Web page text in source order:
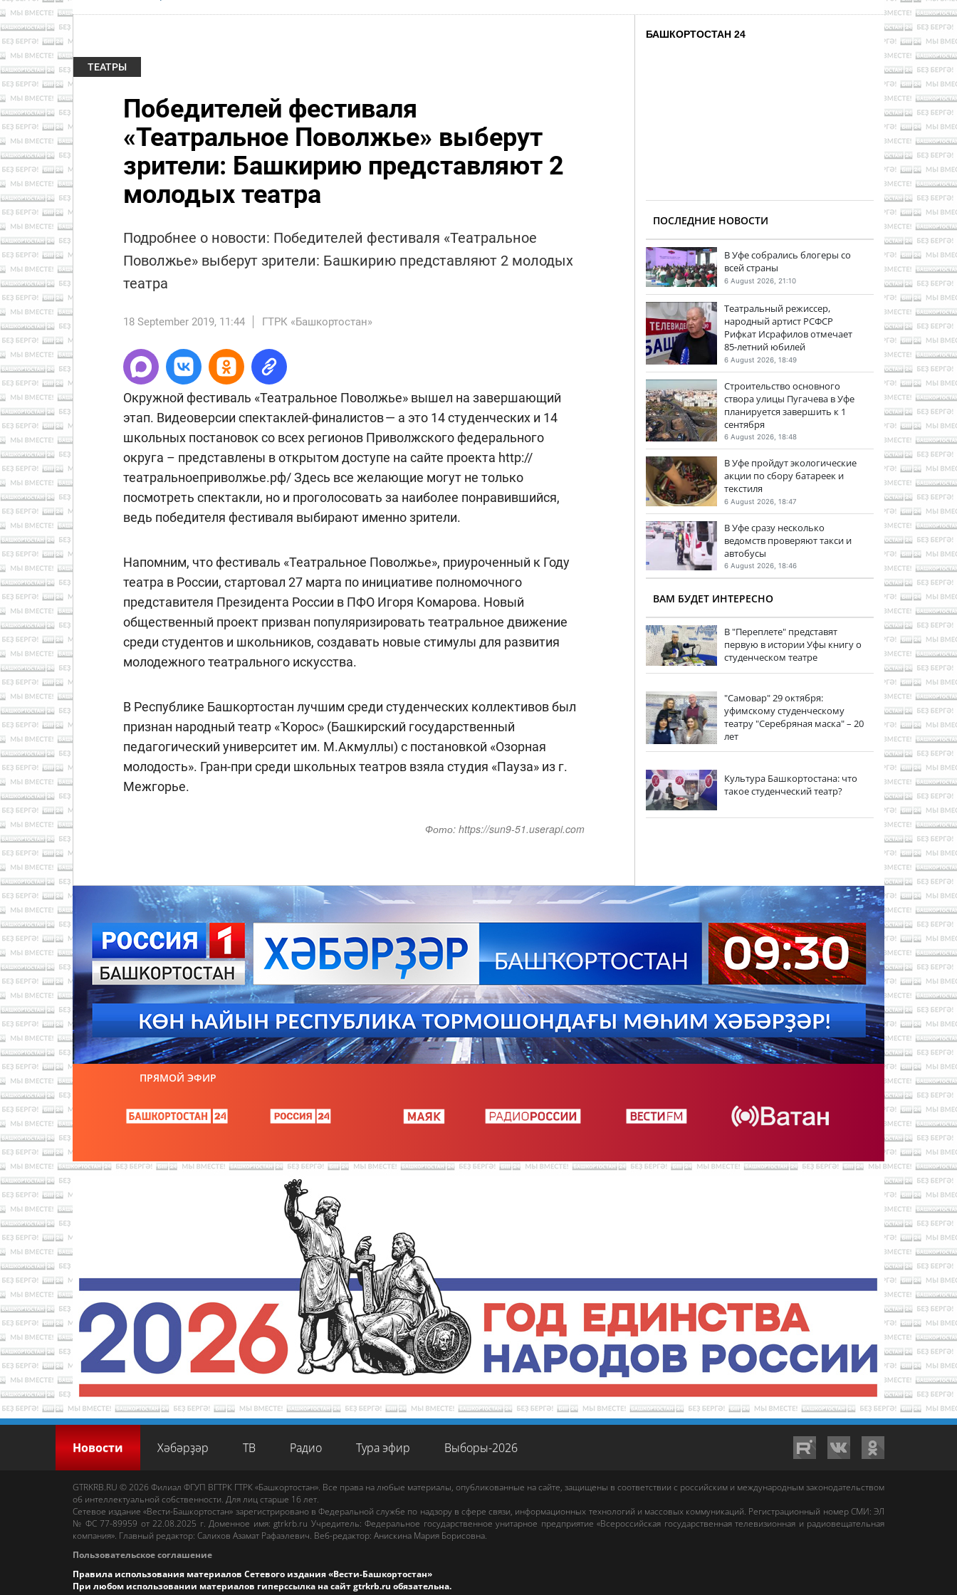
ТЕАТРЫ
Победителей фестиваля
«Театральное Поволжье» выберут
зрители: Башкирию представляют 2
молодых театра
Подробнее о новости: Победителей фестиваля «Театральное
Поволжье» выберут зрители: Башкирию представляют 2 молодых
театра
18 September 2019, 11:44 ГТРК «Башкортостан»
Окружной фестиваль «Театральное Поволжье» вышел на завершающий
этап. Видеоверсии спектаклей-финалистов — а это 14 студенческих и 14
школьных постановок со всех регионов Приволжского федерального
округа – представлены в открытом доступе на сайте проекта http://
театральноеприволжье.рф/ Здесь все желающие могут не только
посмотреть спектакли, но и проголосовать за наиболее понравившийся,
ведь победителя фестиваля выбирают именно зрители.
Напомним, что фестиваль «Театральное Поволжье», приуроченный к Году
театра в России, стартовал 27 марта по инициативе полномочного
представителя Президента России в ПФО Игоря Комарова. Новый
общественный проект призван популяризировать театральное движение
среди студентов и школьников, создавать новые стимулы для развития
молодежного театрального искусства.
В Республике Башкортостан лучшим среди студенческих коллективов был
признан народный театр «Ҡорос» (Башкирский государственный
педагогический университет им. М.Акмуллы) с постановкой «Озорная
молодость». Гран-при среди школьных театров взяла студия «Пауза» из г.
Межгорье.
Фото: https://sun9-51.userapi.com
БАШКОРТОСТАН 24
ПОСЛЕДНИЕ НОВОСТИ
В Уфе собрались блогеры со
всей страны
6 August 2026, 21:10
Театральный режиссер,
народный артист РСФСР
Рифкат Исрафилов отмечает
85-летний юбилей
6 August 2026, 18:49
Строительство основного
створа улицы Пугачева в Уфе
планируется завершить к 1
сентября
6 August 2026, 18:48
В Уфе пройдут экологические
акции по сбору батареек и
текстиля
6 August 2026, 18:47
В Уфе сразу несколько
ведомств проверяют такси и
автобусы
6 August 2026, 18:46
ВАМ БУДЕТ ИНТЕРЕСНО
В "Переплете" представят
первую в истории Уфы книгу о
студенческом театре
"Самовар" 29 октября:
уфимскому студенческому
театру "Серебряная маска" – 20
лет
Культура Башкортостана: что
такое студенческий театр?
ПРЯМОЙ ЭФИР
Новости Хәбәрҙәр ТВ Радио Тура эфир Выборы-2026
GTRKRB.RU © 2026 Филиал ФГУП ВГТРК ГТРК «Башкортостан». Все права на любые материалы, опубликованные на сайте, защищены в соответствии с российским и международным законодательством
об интеллектуальной собственности. Для лиц старше 16 лет.
Сетевое издание «Вести-Башкортостан» зарегистрировано в Федеральной службе по надзору в сфере связи, информационных технологий и массовых коммуникаций. Регистрационный номер СМИ: ЭЛ
№ ФС 77-89959 от 22.08.2025 г. Доменное имя:gtrkrb.ru Учредитель: Федеральное государственное унитарное предприятие «Всероссийская государственная телевизионная и радиовещательная
компания». Главный редактор: Салихов Азамат Рафаэлевич. Веб-редактор: Анискина Мария Борисовна.
Пользовательское соглашение
Правила использования материалов Сетевого издания «Вести-Башкортостан»
При любом использовании материалов гиперссылка на сайтgtrkrb.ru обязательна.